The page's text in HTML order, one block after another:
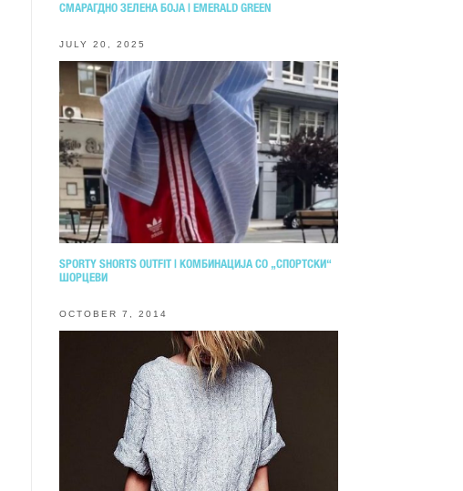
СМАРАГДНО ЗЕЛЕНА БОЈА | EMERALD GREEN
JULY 20, 2025
SPORTY SHORTS OUTFIT | КОМБИНАЦИЈА СО „СПОРТСКИ“
ШОРЦЕВИ
OCTOBER 7, 2014